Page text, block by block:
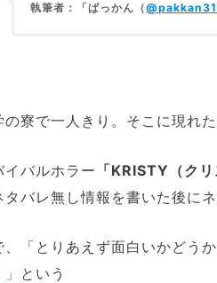
執筆者：「ぱっかん（
寮で一人きり。そこに現れ
バルホラー 「KRISTY（クリ
バレ無し情報を書いた後に
、「とりあえず面白いかどう
」という